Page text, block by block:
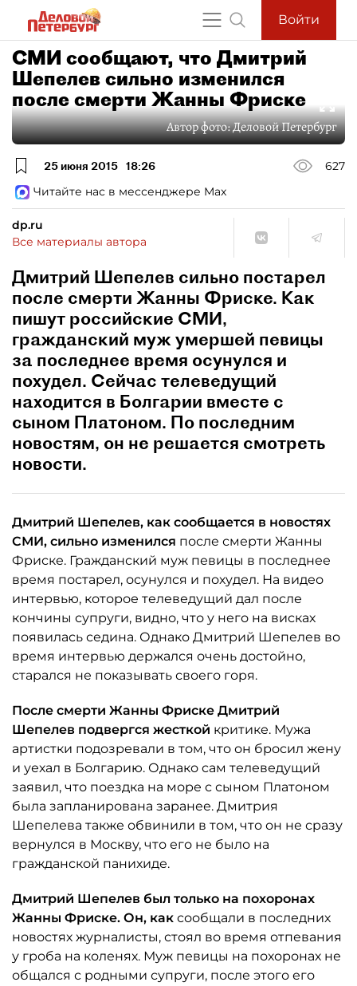
Войти
СМИ сообщают, что Дмитрий
Шепелев сильно изменился
после смерти Жанны Фриске
Автор фото:Деловой Петербург
25 июня 2015 18:26
627
Читайте нас в мессенджере Max
dp.ru
Все материалы автора
Дмитрий Шепелев сильно постарел
после смерти Жанны Фриске. Как
пишут российские СМИ,
гражданский муж умершей певицы
за последнее время осунулся и
похудел. Сейчас телеведущий
находится в Болгарии вместе с
сыном Платоном. По последним
новостям, он не решается смотреть
новости.
Дмитрий Шепелев, как сообщается в новостях
СМИ, сильно изменился после смерти Жанны
Фриске. Гражданский муж певицы в последнее
время постарел, осунулся и похудел. На видео
интервью, которое телеведущий дал после
кончины супруги, видно, что у него на висках
появилась седина. Однако Дмитрий Шепелев во
время интервью держался очень достойно,
старался не показывать своего горя.
После смерти Жанны Фриске Дмитрий
Шепелев подвергся жесткой критике. Мужа
артистки подозревали в том, что он бросил жену
и уехал в Болгарию. Однако сам телеведущий
заявил, что поездка на море с сыном Платоном
была запланирована заранее. Дмитрия
Шепелева также обвинили в том, что он не сразу
вернулся в Москву, что его не было на
гражданской панихиде.
Дмитрий Шепелев был только на похоронах
Жанны Фриске. Он, как сообщали в последних
новостях журналисты, стоял во время отпевания
у гроба на коленях. Муж певицы на похоронах не
общался с родными супруги, после этого его